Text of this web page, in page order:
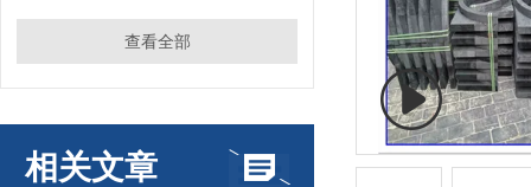
查看全部
相关文章